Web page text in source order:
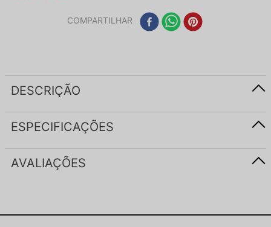
COMPARTILHAR
DESCRIÇÃO
ESPECIFICAÇÕES
AVALIAÇÕES